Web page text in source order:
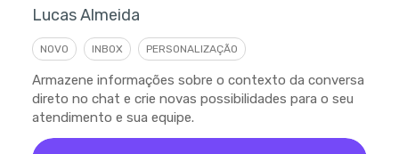
Lucas Almeida
NOVO INBOX PERSONALIZAÇÃO
Armazene informações sobre o contexto da conversa
direto no chat e crie novas possibilidades para o seu
atendimento e sua equipe.